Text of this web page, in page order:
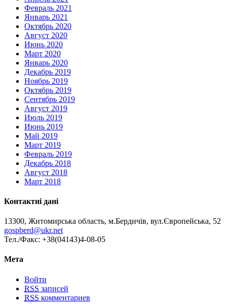
Февраль 2021
Январь 2021
Октябрь 2020
Август 2020
Июнь 2020
Март 2020
Январь 2020
Декабрь 2019
Ноябрь 2019
Октябрь 2019
Сентябрь 2019
Август 2019
Июль 2019
Июнь 2019
Май 2019
Март 2019
Февраль 2019
Декабрь 2018
Август 2018
Март 2018
Контактні дані
13300, Житомирська область, м.Бердичів, вул.Європейська, 52
gospberd@ukr.net
Тел./Факс: +38(04143)4-08-05
Мета
Войти
RSS записей
RSS комментариев